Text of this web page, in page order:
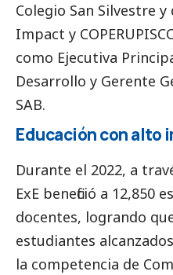
Colegio San Silvestre
Impact y
como Ejecutiva
Desarrollo y Gerente
SAB.
Educación con alto
Durante el 2022, a
ExE benefició a 12,850
docentes, logrando
estudiantes
la competencia de